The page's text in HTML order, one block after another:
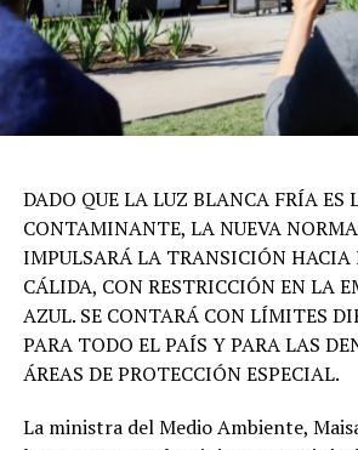
DADO QUE LA LUZ BLANCA FRÍA ES
CONTAMINANTE, LA NUEVA
IMPULSARÁ LA TRANSICIÓN HACIA
CÁLIDA, CON RESTRICCIÓN EN LA
AZUL. SE CONTARÁ CON LÍMITES
PARA TODO EL PAÍS Y PARA LAS
ÁREAS DE PROTECCIÓN ESPECIAL.
La ministra del Medio Ambiente,